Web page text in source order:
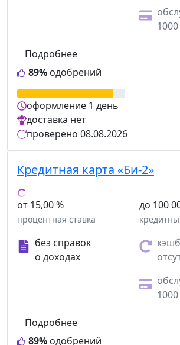
89% одобрений
Подробнее
оформление 1 день
доставка нет
проверено 08.08.2026
Кредитная карта «Би-2»
от 15,00 %
процентная ставка
до 100
без справок
о доходах
89% одобрений
Подробнее